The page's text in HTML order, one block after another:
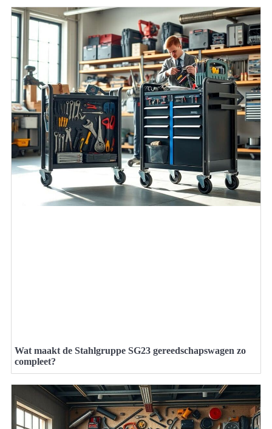
Wat maakt de Stahlgruppe SG23 gereedschapswagen zo
compleet?